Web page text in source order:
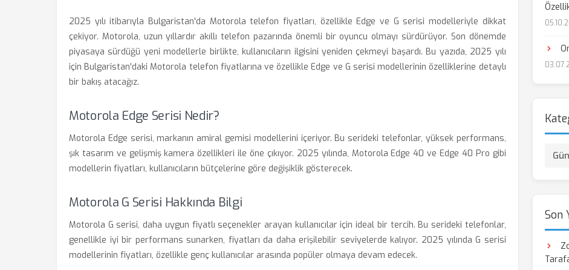
2025 yılı itibarıyla Bulgaristan'da Motorola telefon fiyatları, özellikle Edge ve G serisi modelleriyle dikkat
çekiyor. Motorola, uzun yıllardır akıllı telefon pazarında önemli bir oyuncu olmayı sürdürüyor. Son dönemde
piyasaya sürdüğü yeni modellerle birlikte, kullanıcıların ilgisini yeniden çekmeyi başardı. Bu yazıda, 2025 yılı
için Bulgaristan'daki Motorola telefon fiyatlarına ve özellikle Edge ve G serisi modellerinin özelliklerine detaylı
bir bakış atacağız.
Motorola Edge Serisi Nedir?
Motorola Edge serisi, markanın amiral gemisi modellerini içeriyor. Bu serideki telefonlar, yüksek performans,
şık tasarım ve gelişmiş kamera özellikleri ile öne çıkıyor. 2025 yılında, Motorola Edge 40 ve Edge 40 Pro gibi
modellerin fiyatları, kullanıcıların bütçelerine göre değişiklik gösterecek.
Motorola G Serisi Hakkında Bilgi
Motorola G serisi, daha uygun fiyatlı seçenekler arayan kullanıcılar için ideal bir tercih. Bu serideki telefonlar,
genellikle iyi bir performans sunarken, fiyatları da daha erişilebilir seviyelerde kalıyor. 2025 yılında G serisi
modellerinin fiyatları, özellikle genç kullanıcılar arasında popüler olmaya devam edecek.
Son